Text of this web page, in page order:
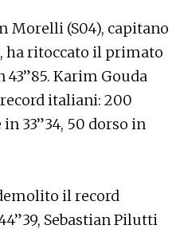
Morelli (S04), capitano
ha ritoccato il primato
Karim Gouda
record italiani: 200
33”34, 50 dorso in
il record
Sebastian Pilutti